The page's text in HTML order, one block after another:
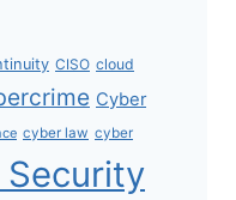
CISO cloud
Cyber
cyber law cyber
Security